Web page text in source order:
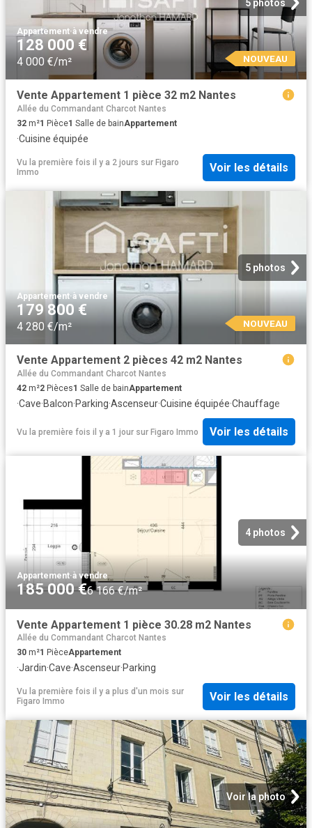
5 photos
Appartement·à vendre
128 000 €
4 000 €/m² NOUVEAU
Vente Appartement 1 pièce 32 m2 Nantes
Allée du Commandant Charcot Nantes
32 m²1 Pièce1 Salle de bainAppartement
·Cuisine équipée
Vu la première fois il y a 2 jours sur Figaro
Immo
Voir les détails
5 photos
Appartement·à vendre
179 800 €
4 280 €/m² NOUVEAU
Vente Appartement 2 pièces 42 m2 Nantes
Allée du Commandant Charcot Nantes
42 m²2 Pièces1 Salle de bainAppartement
·Cave·Balcon·Parking·Ascenseur·Cuisine équipée·Chauffage
Vu la première fois il y a 1 jour sur Figaro Immo Voir les détails
4 photos
Appartement·à vendre
185 000 €6 166 €/m²
Vente Appartement 1 pièce 30.28 m2 Nantes
Allée du Commandant Charcot Nantes
30 m²1 PièceAppartement
·Jardin·Cave·Ascenseur·Parking
Vu la première fois il y a plus d'un mois sur
Figaro Immo
Voir les détails
Voir la photo